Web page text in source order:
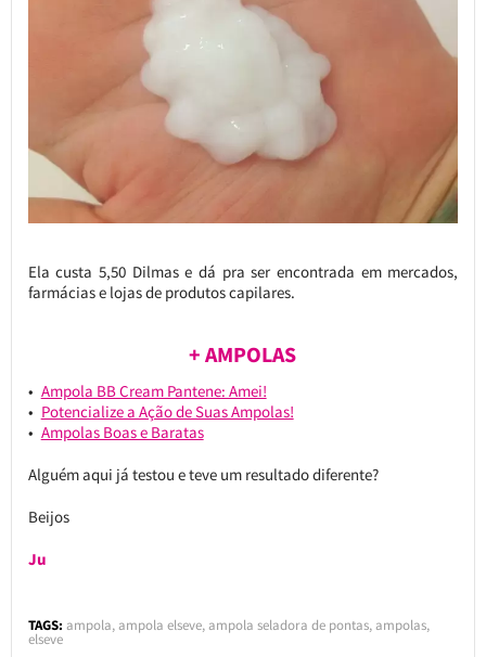
Ela custa 5,50 Dilmas e dá pra ser encontrada em mercados,
farmácias e lojas de produtos capilares.
+ AMPOLAS
Ampola BB Cream Pantene: Amei!
Potencialize a Ação de Suas Ampolas!
Ampolas Boas e Baratas
Alguém aqui já testou e teve um resultado diferente?
Beijos
Ju
TAGS: ampola,ampola elseve,ampola seladora de pontas,ampolas,
elseve